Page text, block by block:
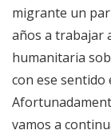
migrante un par
años a trabajar
humanitaria
con ese sentido
vamos a